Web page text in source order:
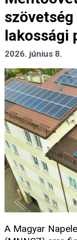
lakossági
2026. június 8.
A Magyar